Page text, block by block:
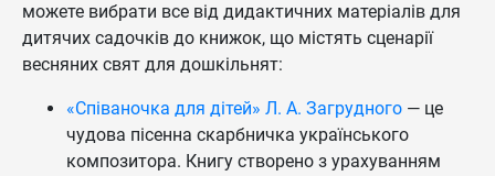
можете вибрати все від дидактичних матеріалів для
дитячих садочків до книжок, що містять сценарії
весняних свят для дошкільнят:
«Співаночка для дітей» Л. А. Загрудного — це
чудова пісенна скарбничка українського
композитора. Книгу створено з урахуванням